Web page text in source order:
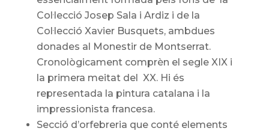
Col·lecció Josep Sala i Ardiz i de la
Col·lecció Xavier Busquets, ambdues
donades al Monestir de Montserrat.
Cronològicament comprèn el segle XIX i
la primera meitat del XX. Hi és
representada la pintura catalana i la
impressionista francesa.
Secció d’orfebreria que conté elements